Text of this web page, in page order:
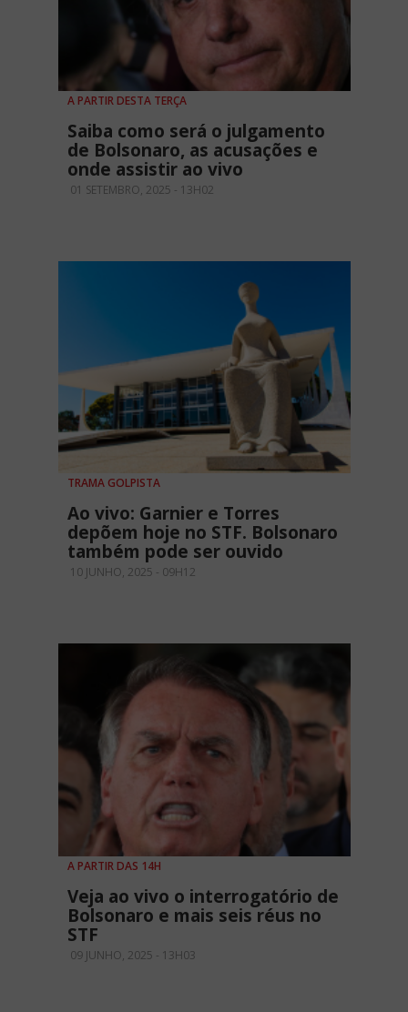
A PARTIR DESTA TERÇA
Saiba como será o julgamento
de Bolsonaro, as acusações e
onde assistir ao vivo
01 SETEMBRO, 2025 - 13H02
TRAMA GOLPISTA
Ao vivo: Garnier e Torres
depõem hoje no STF. Bolsonaro
também pode ser ouvido
10 JUNHO, 2025 - 09H12
A PARTIR DAS 14H
Veja ao vivo o interrogatório de
Bolsonaro e mais seis réus no
STF
09 JUNHO, 2025 - 13H03